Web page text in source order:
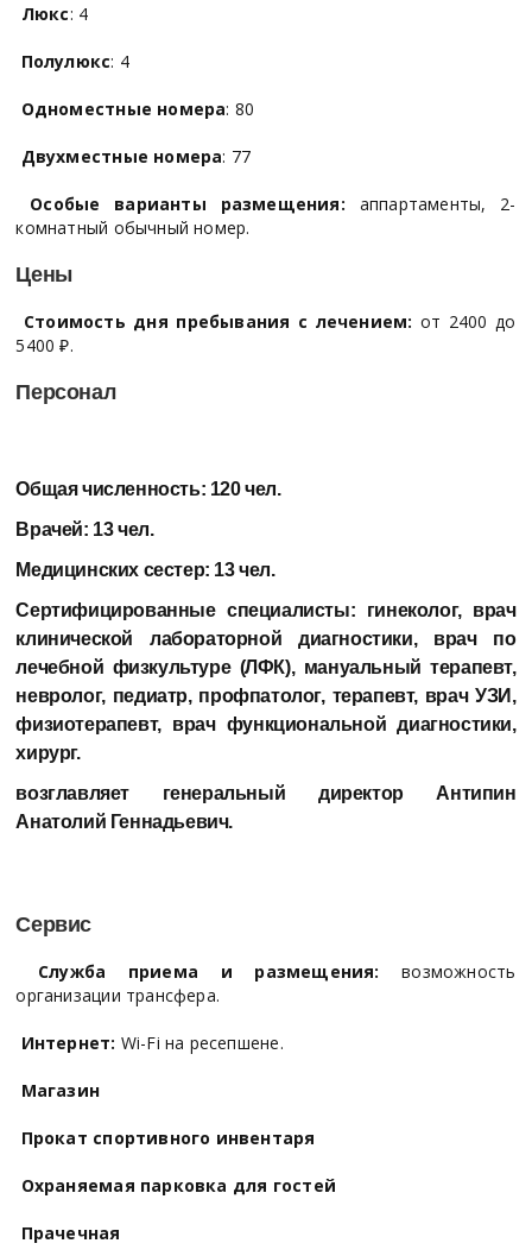
Люкс: 4
Полулюкс: 4
Одноместные номера: 80
Двухместные номера: 77
Особые варианты размещения: аппартаменты, 2-
комнатный обычный номер.
Цены
Стоимость дня пребывания с лечением: от 2400 до
5400 ₽.
Персонал
Общая численность: 120 чел.
Врачей: 13 чел.
Медицинских сестер: 13 чел.
Сертифицированные специалисты: гинеколог, врач
клинической лабораторной диагностики, врач по
лечебной физкультуре (ЛФК), мануальный терапевт,
невролог, педиатр, профпатолог, терапевт, врач УЗИ,
физиотерапевт, врач функциональной диагностики,
хирург.
возглавляет генеральный директор Антипин
Анатолий Геннадьевич.
Сервис
Служба приема и размещения: возможность
организации трансфера.
Интернет: Wi-Fi на ресепшене.
Магазин
Прокат спортивного инвентаря
Охраняемая парковка для гостей
Прачечная